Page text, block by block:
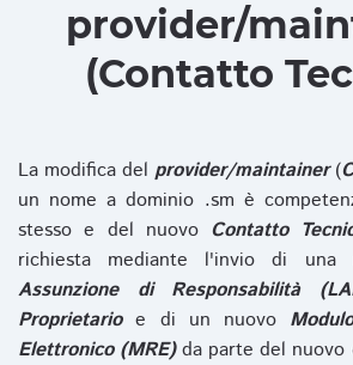
provider/
(Contatto
La modifica del provider/maintainer(
un nome a dominio .sm è
stesso e del nuovo Contatto
richiesta mediante l'invio di una
Assunzione di Responsabilità
Proprietarioe di un nuovo
Elettronico (MRE)da parte del nuovo